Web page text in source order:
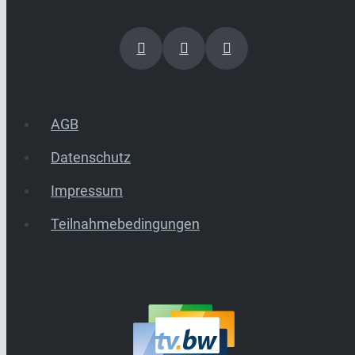
AGB
Datenschutz
Impressum
Teilnahmebedingungen